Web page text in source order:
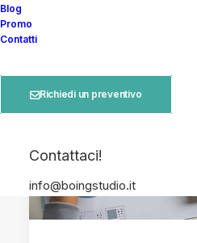
Blog
Promo
Contatti
Richiedi un preventivo
Contattaci!
info@boingstudio.it